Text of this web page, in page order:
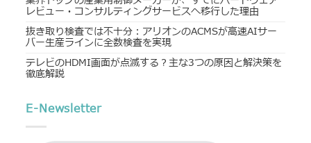
レビュー・コンサルティングサービスへ移行した理由
抜き取り検査では不十分：アリオンのACMSが高速AIサー
バー生産ラインに全数検査を実現
テレビのHDMI画面が点滅する？主な3つの原因と解決策を
徹底解説
E-Newsletter